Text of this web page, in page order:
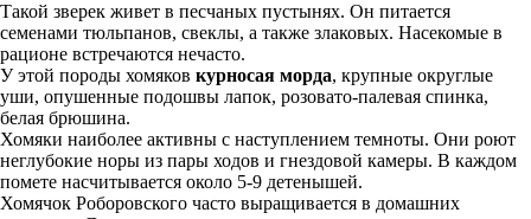
Такой зверек живет в песчаных пустынях. Он питается
семенами тюльпанов, свеклы, а также злаковых. Насекомые в
рационе встречаются нечасто.
У этой породы хомяков курносая морда, крупные округлые
уши, опушенные подошвы лапок, розовато-палевая спинка,
белая брюшина.
Хомяки наиболее активны с наступлением темноты. Они роют
неглубокие норы из пары ходов и гнездовой камеры. В каждом
помете насчитывается около 5-9 детенышей.
Хомячок Роборовского часто выращивается в домашних